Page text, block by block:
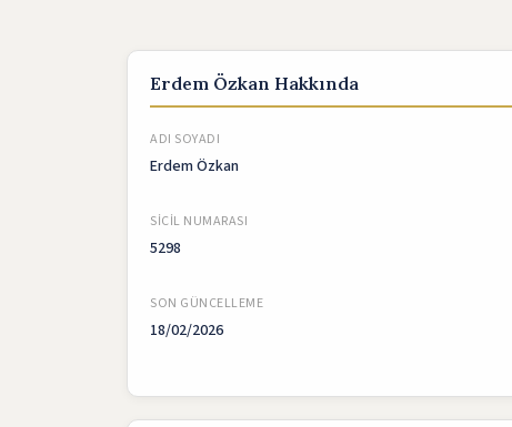
Erdem Özkan Hakkında
ADI SOYADI
Erdem Özkan
SICIL NUMARASI
5298
SON GÜNCELLEME
18/02/2026